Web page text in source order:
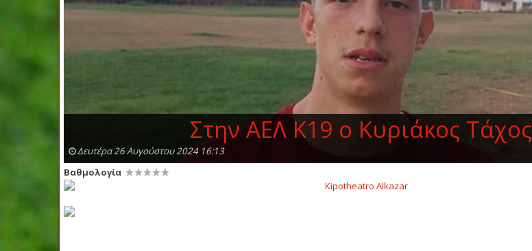
Στην ΑΕΛ Κ19 ο Κυριάκος Τάχος
Δευτέρα 26 Αυγούστου 2024 16:13
Βαθμολογία